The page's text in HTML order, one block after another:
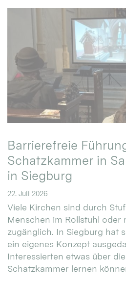
Barrierefreie
Schatzkammer in
in Siegburg
22. Juli 2026
Viele Kirchen sind durch
Menschen im Rollstuhl oder
zugänglich. In Siegburg hat
ein eigenes Konzept
Interessierten etwas über
Schatzkammer lernen